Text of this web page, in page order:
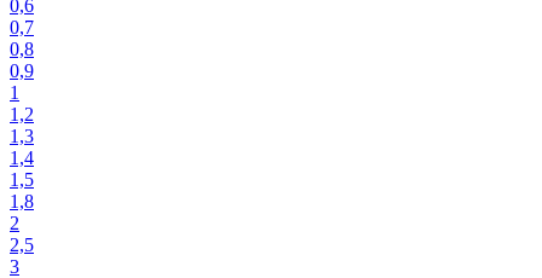
0,6
0,7
0,8
0,9
1
1,2
1,3
1,4
1,5
1,8
2
2,5
3